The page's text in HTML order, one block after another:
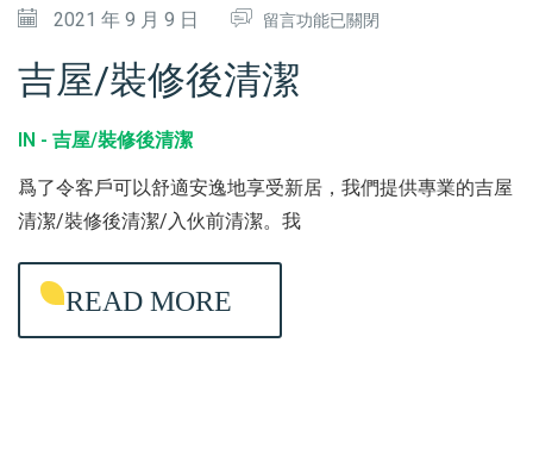
中
2021 年 9 月 9 日
在
吉
裝
修
後
潔
留言功能已關閉
吉屋/裝修後清潔
IN - 吉屋/裝修後清潔
爲了令客戶可以舒適安逸地享受新居，我們提供專業的吉屋
清潔/裝修後清潔/入伙前清潔。我
READ MORE